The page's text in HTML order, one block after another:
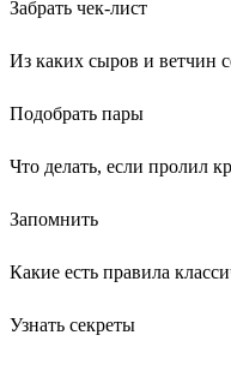
Забрать чек-лист
Из каких сыров и ветчин
Подобрать пары
Что делать, если пролил
Запомнить
Какие есть правила
Узнать секреты